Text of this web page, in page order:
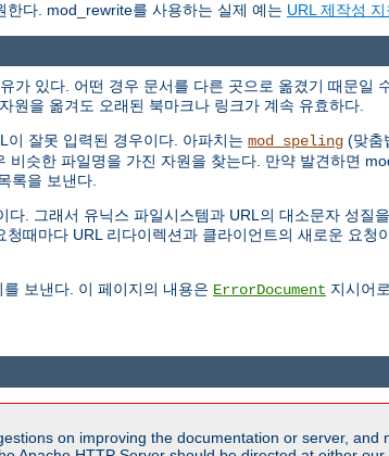
다. mod_rewrite를 사용하는 실제 예는 URL 제작성 지
있다. 어떤 경우 문서를 다른 곳으로 옮겼기 때문일
원을 옮겨도 오래된 북마크나 링크가 계속 유효하다.
잘못 입력된 경우이다. 아파치는 mod_speling (맞춤
슷한 파일명을 가진 자원을 찾는다. 만약 발견하면
록을 보낸다.
. 그래서 유닉스 파일시스템과 URL의 대소문자 성질
때마다 URL 리다이렉션과 클라이언트의 새로운 요청
보낸다. 이 페이지의 내용은 ErrorDocument 지시어
on improving the documentation or server,